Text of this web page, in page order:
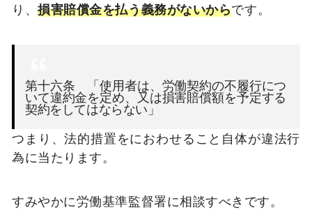
り、損害賠償金を払う義務がないからです。
第十六条 「使用者は、労働契約の不履行につ
いて違約金を定め、又は損害賠償額を予定する
契約をしてはならない」
つまり、法的措置をにおわせること自体が違法行
為に当たります。
すみやかに労働基準監督署に相談すべきです。